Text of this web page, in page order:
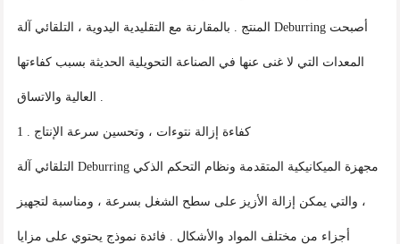
المنتج . بالمقارنة مع التقليدية اليدوية ، التلقائي آلة Deburring أصبحت
المعدات التي لا غنى عنها في الصناعة التحويلية الحديثة بسبب كفاءتها
العالية والاتساق .
1 . كفاءة إزالة نتوءات ، وتحسين سرعة الإنتاج
التلقائي آلة Deburring مجهزة الميكانيكية المتقدمة ونظام التحكم الذكي
، والتي يمكن إزالة الأزيز على سطح الشغل بسرعة ، ومناسبة لتجهيز
أجزاء من مختلف المواد والأشكال . فائدة نموذج يحتوي على مزايا